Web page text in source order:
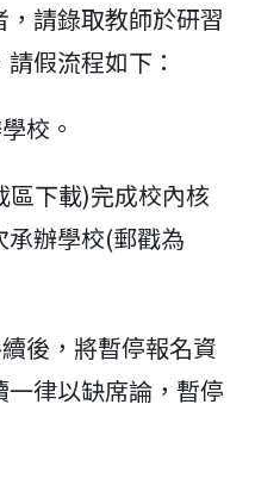
請錄取教師於研習
假流程如下：
校。
區下載)完成校內核
辦學校(郵戳為
後，將暫停報名資
律以缺席論，暫停